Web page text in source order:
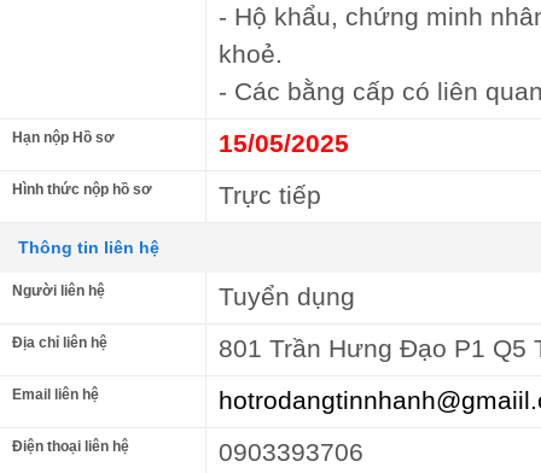
- Hộ khẩu, chứng minh
khoẻ.
- Các bằng cấp có liên
Hạn nộp Hồ sơ 15/05/2025
Hình thức nộp hồ sơ Trực tiếp
Thông tin liên hệ
Người liên hệ Tuyển dụng
Địa chỉ liên hệ 801 Trần Hưng Đạo P1 Q5
Email liên hệ
Điện thoại liên hệ 0903393706